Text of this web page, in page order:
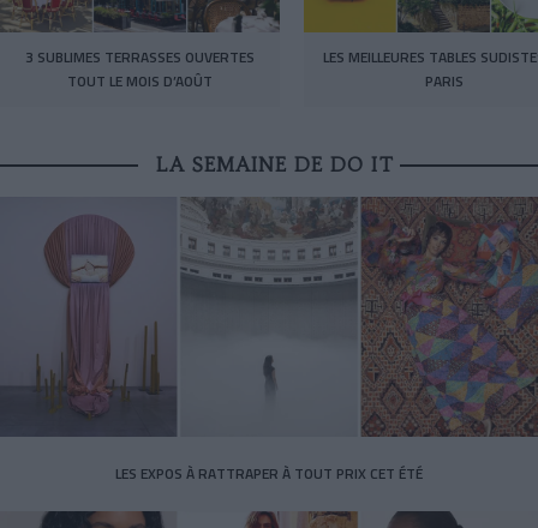
3 SUBLIMES TERRASSES OUVERTES
TOUT LE MOIS D’AOÛT
LES MEILLEURES TABLES
PARIS
LA SEMAINE DE DO IT
LES EXPOS À RATTRAPER À TOUT PRIX CET ÉTÉ